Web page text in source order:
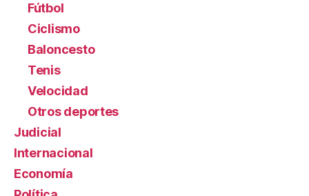
Fútbol
Ciclismo
Baloncesto
Tenis
Velocidad
Otros deportes
Judicial
Internacional
Economía